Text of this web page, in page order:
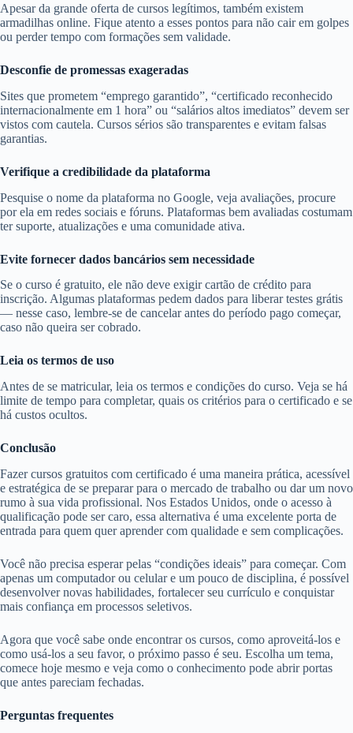
Apesar da grande oferta de cursos legítimos, também existem
armadilhas online. Fique atento a esses pontos para não cair em golpes
ou perder tempo com formações sem validade.
Desconfie de promessas exageradas
Sites que prometem “emprego garantido”, “certificado reconhecido
internacionalmente em 1 hora” ou “salários altos imediatos” devem ser
vistos com cautela. Cursos sérios são transparentes e evitam falsas
garantias.
Verifique a credibilidade da plataforma
Pesquise o nome da plataforma no Google, veja avaliações, procure
por ela em redes sociais e fóruns. Plataformas bem avaliadas costumam
ter suporte, atualizações e uma comunidade ativa.
Evite fornecer dados bancários sem necessidade
Se o curso é gratuito, ele não deve exigir cartão de crédito para
inscrição. Algumas plataformas pedem dados para liberar testes grátis
— nesse caso, lembre-se de cancelar antes do período pago começar,
caso não queira ser cobrado.
Leia os termos de uso
Antes de se matricular, leia os termos e condições do curso. Veja se há
limite de tempo para completar, quais os critérios para o certificado e se
há custos ocultos.
Conclusão
Fazer cursos gratuitos com certificado é uma maneira prática, acessível
e estratégica de se preparar para o mercado de trabalho ou dar um novo
rumo à sua vida profissional. Nos Estados Unidos, onde o acesso à
qualificação pode ser caro, essa alternativa é uma excelente porta de
entrada para quem quer aprender com qualidade e sem complicações.
Você não precisa esperar pelas “condições ideais” para começar. Com
apenas um computador ou celular e um pouco de disciplina, é possível
desenvolver novas habilidades, fortalecer seu currículo e conquistar
mais confiança em processos seletivos.
Agora que você sabe onde encontrar os cursos, como aproveitá-los e
como usá-los a seu favor, o próximo passo é seu. Escolha um tema,
comece hoje mesmo e veja como o conhecimento pode abrir portas
que antes pareciam fechadas.
Perguntas frequentes